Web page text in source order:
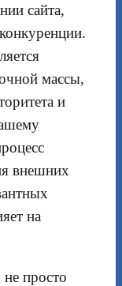
сайта,
массы,
и
внешних
на
просто